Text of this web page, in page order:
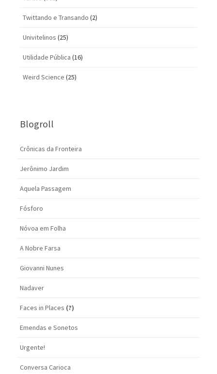
Twittando e Transando (2)
Univitelinos (25)
Utilidade Pública (16)
Weird Science (25)
Blogroll
Crônicas da Fronteira
Jerônimo Jardim
Aquela Passagem
Fósforo
Nóvoa em Folha
A Nobre Farsa
Giovanni Nunes
Nadaver
Faces in Places (?)
Emendas e Sonetos
Urgente!
Conversa Carioca